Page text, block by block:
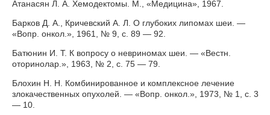
Атанасян Л. А. Хемодектомы. М., «Медицина», 1967.
Барков Д. А., Кричевский А. Л. О глубоких липомах шеи. —
«Вопр. онкол.», 1961, № 9, с. 89 — 92.
Батюнин И. Т. К вопросу о невриномах шеи. — «Вестн.
оторинолар.», 1963, № 2, с. 75 — 79.
Блохин Н. Н. Комбинированное и комплексное лечение
злокачественных опухолей. — «Вопр. онкол.», 1973, № 1, с. 3
— 10.